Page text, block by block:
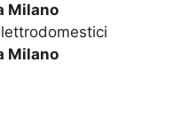
Milano
Milano